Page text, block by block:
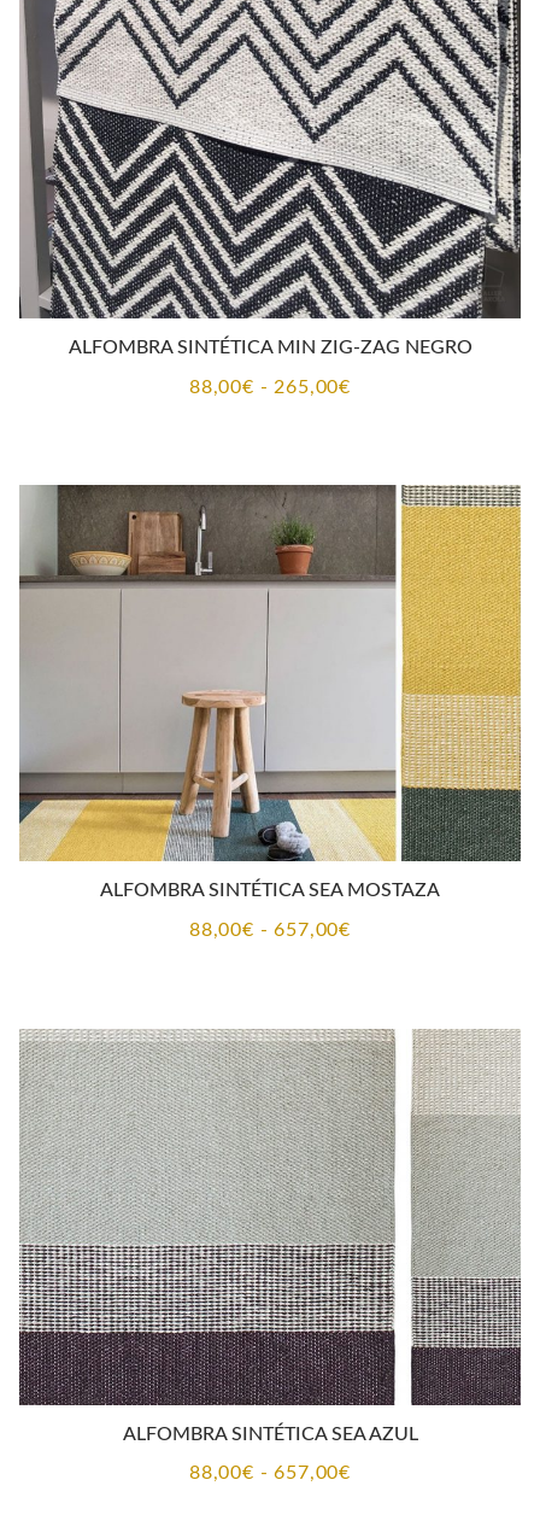
hasta
265,00€
ALFOMBRA SINTÉTICA MIN ZIG-ZAG NEGRO
88,00€ - 265,00€Rango
desde
88,00€
265,00€
ALFOMBRA SINTÉTICA SEA MOSTAZA
88,00€ - 657,00€Rango
desde
88,00€
hasta
657,00€
ALFOMBRA SINTÉTICA SEA AZUL
88,00€ - 657,00€Rango